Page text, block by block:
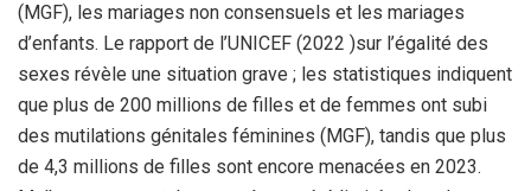
(MGF), les mariages non consensuels et les mariages
d’enfants. Le rapport de l’UNICEF (2022 )sur l’égalité des
sexes révèle une situation grave ; les statistiques indiquent
que plus de 200 millions de filles et de femmes ont subi
des mutilations génitales féminines (MGF), tandis que plus
de 4,3 millions de filles sont encore menacées en 2023.